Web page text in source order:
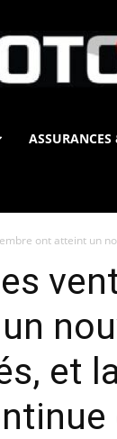
ont atteint un
et